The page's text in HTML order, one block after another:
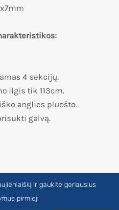
4 sekcijų.
ilgis tik 113cm.
anglies pluošto.
galvą.
ir gaukite geriausius
pirmieji